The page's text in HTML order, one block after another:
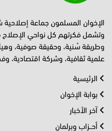
الإخوان المسلمون جماعة
وتشمل فكرتهم كل نواحي
وطريقة سُنية، وحقيقة صوفية،
علمية ثقافية، وشركة اقتصادية،
الرئيسية
بوابة الإخوان
آخر الأخبار
أحــزاب وبرلمان